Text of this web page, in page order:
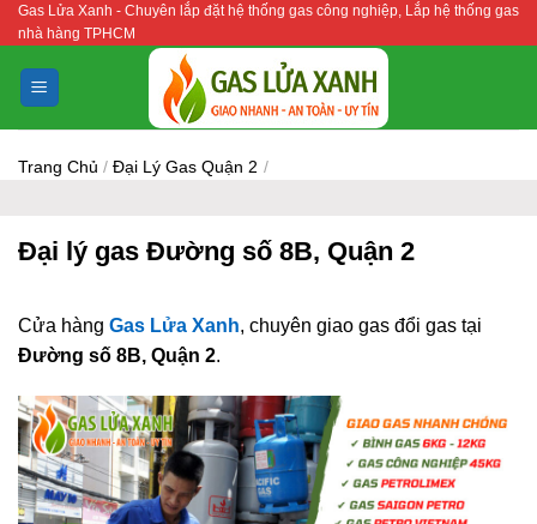
Bỏ
qua
nội
dung
Gas Lửa Xanh - Chuyên lắp đặt hệ thống gas công nghiệp, Lắp hệ thống gas
nhà hàng TPHCM
Trang Chủ / Đại Lý Gas Quận 2 /
Đại lý gas Đường số 8B, Quận 2
Cửa hàng Gas Lửa Xanh, chuyên giao gas đổi gas tại
Đường số 8B, Quận 2.